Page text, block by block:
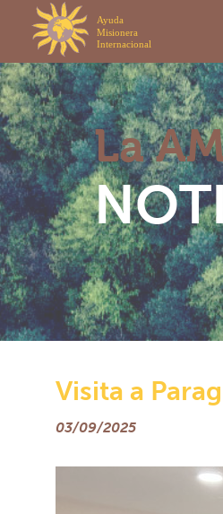
Panel de gestión de cookies
La
Visita a
03/09/2025